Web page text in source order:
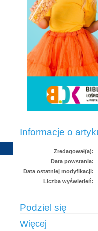
Informacje o
Zredagował(a):
Data powstania:
Data ostatniej modyfikacji:
Liczba wyświetleń:
Podziel się
Więcej